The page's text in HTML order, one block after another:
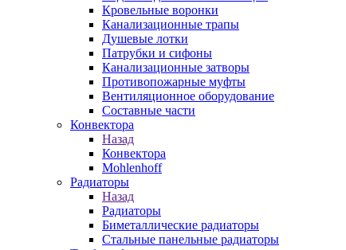
Кровельные воронки
Канализационные трапы
Душевые лотки
Патрубки и сифоны
Канализационные затворы
Противопожарные муфты
Вентиляционное оборудование
Составные части
Конвектора
Назад
Конвектора
Mohlenhoff
Радиаторы
Назад
Радиаторы
Биметаллические радиаторы
Стальные панельные радиаторы